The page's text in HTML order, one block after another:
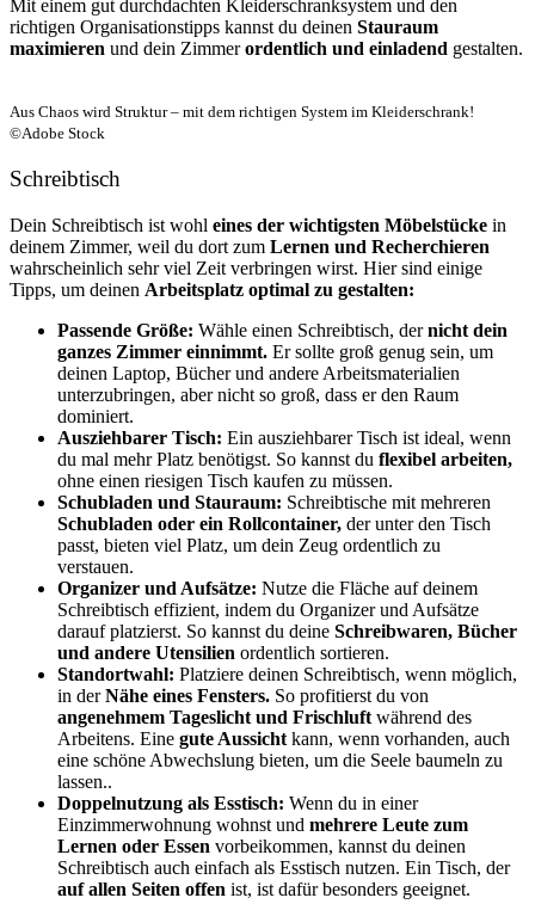
Mit einem gut durchdachten Kleiderschranksystem und den
richtigen Organisationstipps kannst du deinen Stauraum
maximieren und dein Zimmerordentlich und einladend gestalten.
Aus Chaos wird Struktur – mit dem richtigen System im Kleiderschrank!
©Adobe Stock
Schreibtisch
Dein Schreibtisch ist wohl eines der wichtigsten Möbelstücke in
deinem Zimmer, weil du dort zum Lernen und Recherchieren
wahrscheinlich sehr viel Zeit verbringen wirst. Hier sind einige
Tipps, um deinen Arbeitsplatz optimal zu gestalten:
Passende Größe: Wähle einen Schreibtisch, dernicht dein
ganzes Zimmer einnimmt. Er sollte groß genug sein, um
deinen Laptop, Bücher und andere Arbeitsmaterialien
unterzubringen, aber nicht so groß, dass er den Raum
dominiert.
Ausziehbarer Tisch: Ein ausziehbarer Tisch ist ideal, wenn
du mal mehr Platz benötigst. So kannst du flexibel arbeiten,
ohne einen riesigen Tisch kaufen zu müssen.
Schubladen und Stauraum: Schreibtische mit mehreren
Schubladen oder ein Rollcontainer, der unter den Tisch
passt, bieten viel Platz, um dein Zeug ordentlich zu
verstauen.
Organizer und Aufsätze: Nutze die Fläche auf deinem
Schreibtisch effizient, indem du Organizer und Aufsätze
darauf platzierst. So kannst du deine Schreibwaren, Bücher
und andere Utensilien ordentlich sortieren.
Standortwahl: Platziere deinen Schreibtisch, wenn möglich,
in derNähe eines Fensters. So profitierst du von
angenehmem Tageslicht und Frischluft während des
Arbeitens. Eine gute Aussicht kann, wenn vorhanden, auch
eine schöne Abwechslung bieten, um die Seele baumeln zu
lassen..
Doppelnutzung als Esstisch: Wenn du in einer
Einzimmerwohnung wohnst und mehrere Leute zum
Lernen oder Essen vorbeikommen, kannst du deinen
Schreibtisch auch einfach als Esstisch nutzen. Ein Tisch, der
auf allen Seiten offen ist, ist dafür besonders geeignet.